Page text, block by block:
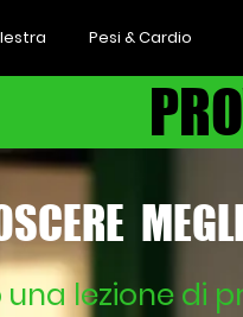
Pesi & Cardio
lezione di